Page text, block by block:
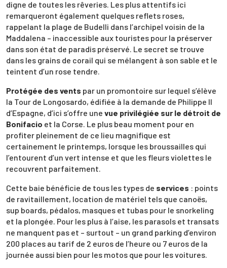
digne de toutes les rêveries. Les plus attentifs ici
remarqueront également quelques reflets roses,
rappelant la plage de Budelli dans l’archipel voisin de la
Maddalena – inaccessible aux touristes pour la préserver
dans son état de paradis préservé. Le secret se trouve
dans les grains de corail qui se mélangent à son sable et le
teintent d’un rose tendre.
Protégée des vents par un promontoire sur lequel s’élève
la Tour de Longosardo, édifiée à la demande de Philippe II
d’Espagne, d’ici s’offre une vue privilégiée sur le détroit de
Bonifacio et la Corse. Le plus beau moment pour en
profiter pleinement de ce lieu magnifique est
certainement le printemps, lorsque les broussailles qui
l’entourent d’un vert intense et que les fleurs violettes le
recouvrent parfaitement.
Cette baie bénéficie de tous les types de services : points
de ravitaillement, location de matériel tels que canoës,
sup boards, pédalos, masques et tubas pour le snorkeling
et la plongée. Pour les plus à l’aise, les parasols et transats
ne manquent pas et – surtout – un grand parking d’environ
200 places au tarif de 2 euros de l’heure ou 7 euros de la
journée aussi bien pour les motos que pour les voitures.